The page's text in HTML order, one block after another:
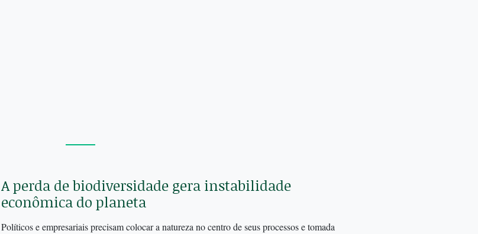
A perda de biodiversidade gera instabilidade
econômica do planeta
Políticos e empresariais precisam colocar a natureza no centro de seus processos e tomada